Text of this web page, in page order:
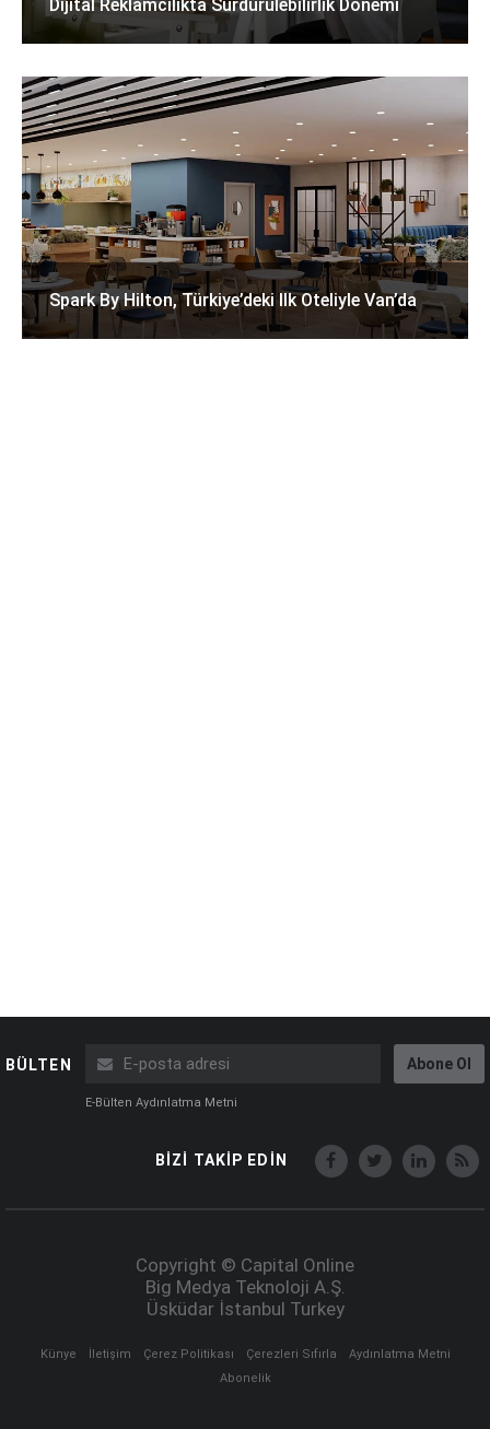
Dijital Reklamcılıkta Sürdürülebilirlik Dönemi
Spark By Hilton, Türkiye’deki Ilk Oteliyle Van’da
BÜLTEN Abone Ol
E-Bülten Aydınlatma Metni
BİZİ TAKİP EDİN
Copyright © Capital Online
Big Medya Teknoloji A.Ş.
Üsküdar İstanbul Turkey
Künye İletişim Çerez Politikası Çerezleri Sıfırla
Aydınlatma Metni
Abonelik